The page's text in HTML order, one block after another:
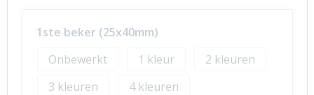
1ste beker (25x40mm)
Onbewerkt
1
2
3
4